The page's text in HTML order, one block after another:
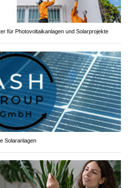
für Photovoltaikanlagen und Solarprojekte
Solaranlagen